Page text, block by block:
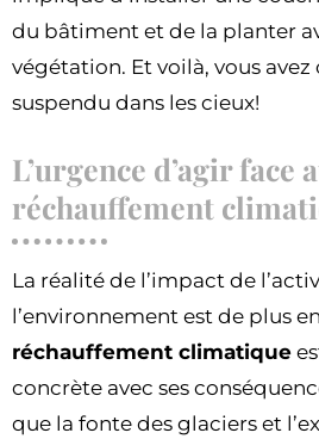
du bâtiment et de la planter
végétation. Et voilà, vous
suspendu dans les cieux!
L’urgence d’agir face
réchauffement
La réalité de l’impact de
l’environnement est de plus
réchauffement climatique
concrète avec ses
que la fonte des glaciers et